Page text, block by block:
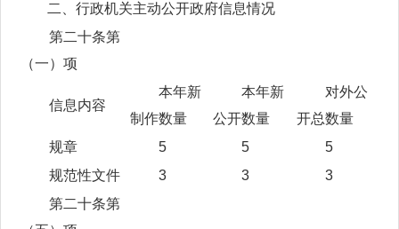
二、行政机关主动公开政府信息情况
第二十条第
（一）项
信息内容
本年新
制作数量
本年新
公开数量
对外公
开总数量
规章
5 5
5
规范性文件
3 3
3
第二十条第